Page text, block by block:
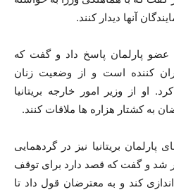
آنها دیدار کنند.
عضو پارلمان پاسخ داد و گفت که
کننده است و از وضعیت زنان
او از وزیر امور خارجه بریتانیا
به کشتار هزاره ها ملاقات کنند.
پارلمان بریتانیا نیز در گردهمایی
شد و گفت که قصد دارد برای توقف
کند و به معترضان قول داد تا